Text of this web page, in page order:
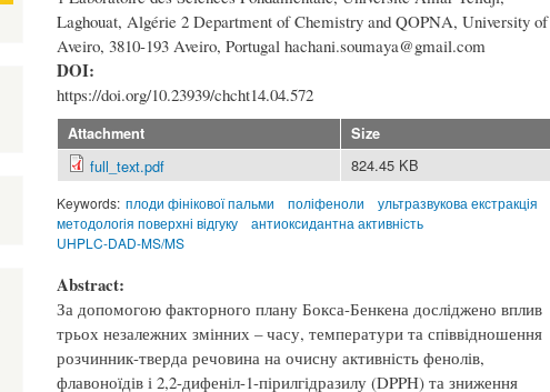
Laghouat, Algérie 2 Department of Chemistry and QOPNA, University of
Aveiro, 3810-193 Aveiro, Portugal hachani.soumaya@gmail.com
DOI:
https://doi.org/10.23939/chcht14.04.572
Attachment Size
full_text.pdf 824.45 KB
Keywords: плоди фінікової пальми поліфеноли
ультразвукова екстракція
методологія поверхні відгуку
антиоксидантна активність
UHPLC-DAD-MS/MS
Abstract:
За допомогою факторного плану Бокса-Бенкена досліджено вплив
трьох незалежних змінних – часу, температури та співвідношення
розчинник-тверда речовина на очисну активність фенолів,
флавоноїдів і 2,2-дифеніл-1-пірилгідразилу (DPPH) та зниження